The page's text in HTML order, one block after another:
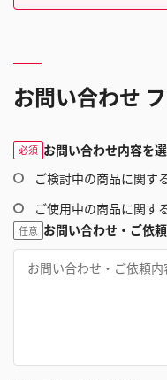
お問い合わせ
必須 お問い合わせ内容を
ご検討中の商品に関す
ご使用中の商品に関す
任意 お問い合わせ・ご依